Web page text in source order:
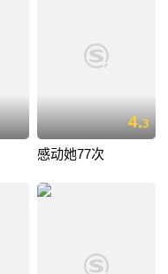
4.3
感动她77次